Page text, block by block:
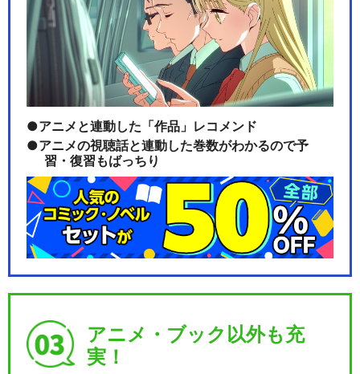
アニメと連動した「作品」レコメンド
アニメの視聴話と連動した巻数がわかるので予
習・復習もばっちり
アニメ・ブック以外も充
実！